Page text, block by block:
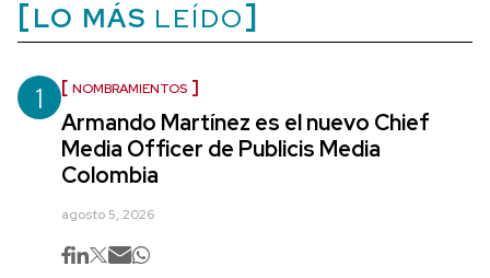
LO MÁS LEÍDO
1 NOMBRAMIENTOS
Armando Martínez es el nuevo Chief
Media Officer de Publicis Media
Colombia
agosto 5, 2026